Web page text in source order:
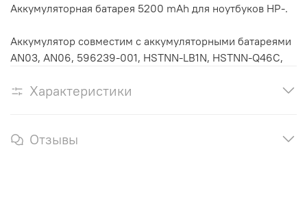
Аккумуляторная батарея 5200 mAh для ноутбуков HP-.
Аккумулятор cовместим с аккумуляторными батареями
AN03, AN06, 596239-001, HSTNN-LB1N, HSTNN-Q46C,
Характеристики
Отзывы